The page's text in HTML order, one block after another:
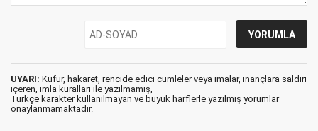
UYARI: Küfür, hakaret, rencide edici cümleler veya imalar, inançlara saldırı
içeren, imla kuralları ile yazılmamış,
Türkçe karakter kullanılmayan ve büyük harflerle yazılmış yorumlar
onaylanmamaktadır.